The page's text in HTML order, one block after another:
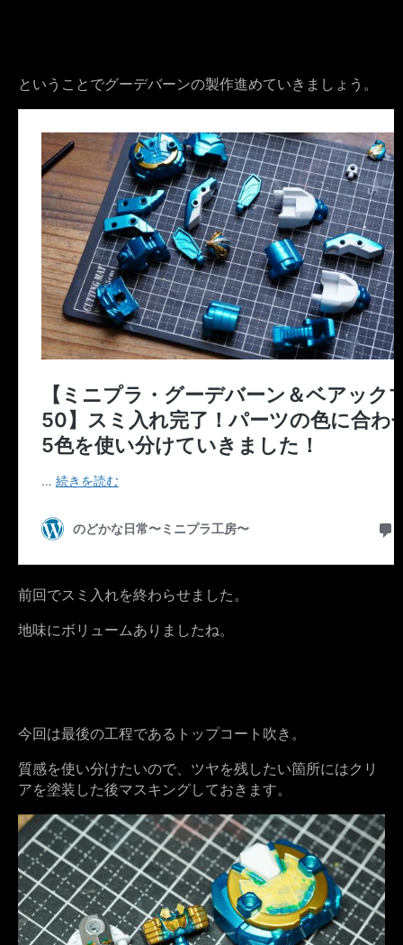
ということでグーデバーンの製作進めていきましょう。
前回でスミ入れを終わらせました。
地味にボリュームありましたね。
今回は最後の工程であるトップコート吹き。
質感を使い分けたいので、ツヤを残したい箇所にはクリ
アを塗装した後マスキングしておきます。